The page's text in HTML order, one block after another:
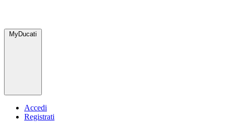
MyDucati
Accedi
Registrati